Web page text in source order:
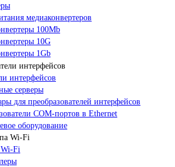
медиаконвертеров
100Mb
10G
1Gb
интерфейсов
серверы
для преобразователей интерфейсов
COM-портов в Ethernet
оборудование
Wi-Fi